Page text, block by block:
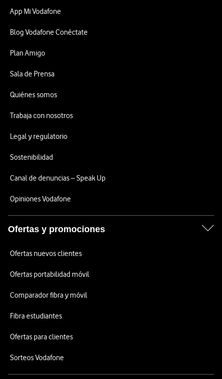
App Mi Vodafone
Blog Vodafone Conéctate
Plan Amigo
Sala de Prensa
Quiénes somos
Trabaja con nosotros
Legal y regulatorio
Sostenibilidad
Canal de denuncias – Speak Up
Opiniones Vodafone
Ofertas y promociones
Ofertas nuevos clientes
Ofertas portabilidad móvil
Comparador fibra y móvil
Fibra estudiantes
Ofertas para clientes
Sorteos Vodafone